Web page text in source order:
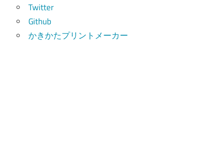
Twitter
Github
かきかたプリントメーカー